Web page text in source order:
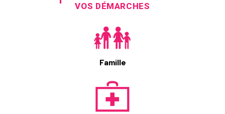
VOS DÉMARCHES
Famille